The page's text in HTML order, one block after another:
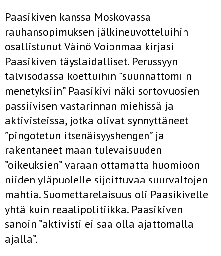
Paasikiven kanssa Moskovassa
rauhansopimuksen jälkineuvotteluihin
osallistunut Väinö Voionmaa kirjasi
Paasikiven täyslaidalliset. Perussyyn
talvisodassa koettuihin ”suunnattomiin
menetyksiin” Paasikivi näki sortovuosien
passiivisen vastarinnan miehissä ja
aktivisteissa, jotka olivat synnyttäneet
”pingotetun itsenäisyyshengen” ja
rakentaneet maan tulevaisuuden
”oikeuksien” varaan ottamatta huomioon
niiden yläpuolelle sijoittuvaa suurvaltojen
mahtia. Suomettarelaisuus oli Paasikivelle
yhtä kuin reaalipolitiikka. Paasikiven
sanoin ”aktivisti ei saa olla ajattomalla
ajalla”.